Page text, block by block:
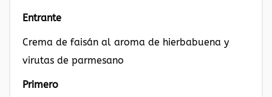
Entrante
Crema de faisán al aroma de hierbabuena y
virutas de parmesano
Primero